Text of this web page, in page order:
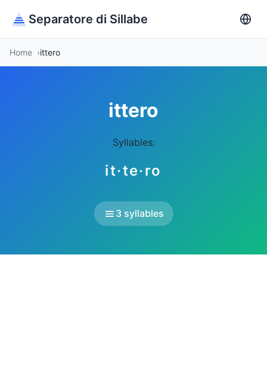
Separatore di Sillabe
Home ittero
ittero
Syllables:
it·te·ro
3 syllables